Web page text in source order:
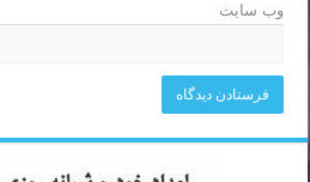
وب‌ سایت